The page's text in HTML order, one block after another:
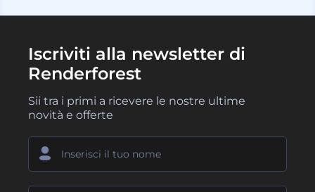
Iscriviti alla newsletter di
Renderforest
Sii tra i primi a ricevere le nostre ultime
novità e offerte